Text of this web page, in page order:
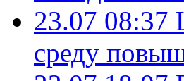
23.07 08:37
среду